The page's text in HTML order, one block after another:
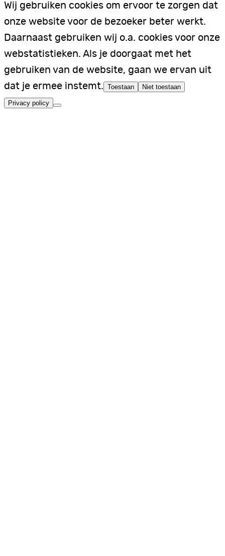
Wij gebruiken cookies om ervoor te zorgen dat
onze website voor de bezoeker beter werkt.
Daarnaast gebruiken wij o.a. cookies voor onze
webstatistieken. Als je doorgaat met het
gebruiken van de website, gaan we ervan uit
dat je ermee instemt. Toestaan Niet toestaan
Privacy policy